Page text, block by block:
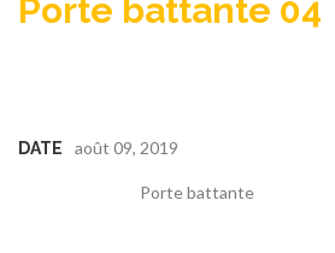
Porte battante 04
DATE août 09, 2019
Porte battante